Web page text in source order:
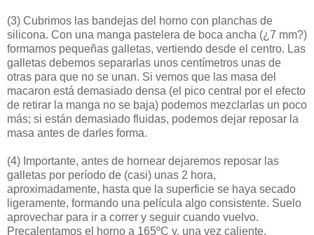
(3) Cubrimos las bandejas del horno con planchas de
silicona. Con una manga pastelera de boca ancha (¿7 mm?)
formamos pequeñas galletas, vertiendo desde el centro. Las
galletas debemos separarlas unos centímetros unas de
otras para que no se unan. Si vemos que las masa del
macaron está demasiado densa (el pico central por el efecto
de retirar la manga no se baja) podemos mezclarlas un poco
más; si están demasiado fluidas, podemos dejar reposar la
masa antes de darles forma.
(4) Importante, antes de hornear dejaremos reposar las
galletas por período de (casi) unas 2 hora,
aproximadamente, hasta que la superficie se haya secado
ligeramente, formando una película algo consistente. Suelo
aprovechar para ir a correr y seguir cuando vuelvo.
Precalentamos el horno a 165ºC y, una vez caliente,